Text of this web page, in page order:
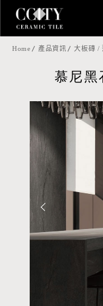
Home 產品資訊 大板磚 /
慕尼黑